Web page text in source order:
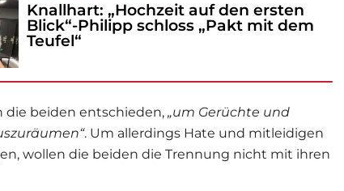
Knallhart: „Hochzeit auf den ersten
Blick“-Philipp schloss „Pakt mit dem
Teufel“
die beiden entschieden, „um Gerüchte und
. Um allerdings Hate und mitleidigen
wollen die beiden die Trennung nicht mit ihren